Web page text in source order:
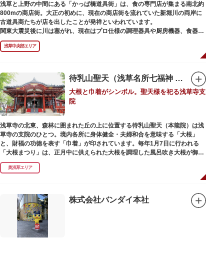
日没後はライトアップされ、朱塗りの建物がより一層鮮やかに浮かび上がり
ます。昼間は約90店舗が軒を連ねる仲見世のお店も閉まり、シャッターに描
かれた「浅草絵巻」を楽しめるのも夜の醍醐味。撮影スポットやデートスポ
ットにもおすすめです。昼間と比べて人が少なくゆっくり巡れるので、足を
運んでみてはいかがでしょうか。
浅草と上野の中間にある「かっぱ橋道具街」は、食の専門店が集まる南北約
800mの商店街。大正の初めに、現在の商店街を流れていた新堀川の両岸に
古道具商たちが店を出したことが発祥といわれています。
関東大震災後に川は塞がれ、現在はプロ仕様の調理器具や厨房機器、食器、
包材、調理衣装など「食」にまつわる約170軒の専門店が集まる個性的な専
門商店街として賑わいを見せています。もちろん、ほとんどのお店が小売に
も対応。家庭の調理用具を購入したい人や観光客にもおすすめです。食品サ
毎年、道具の日である10月9日前後に開催される「かっぱ橋道具まつり」で
は、各店舗がおすすめ商品や掘り出しものを販売。また、年ごとに異なる
様々な催しものも行われます。
浅草中央部エリア
待乳山聖天（浅草名所七福神 毘沙門天）
大根と巾着がシンボル。聖天様を祀る浅草寺支
院
浅草寺の北東、森林に囲まれた丘の上に位置する待乳山聖天（本龍院）は浅
草寺の支院のひとつ。境内各所に身体健全・夫婦和合を意味する「大根」
と、財福の功徳を表す「巾着」が印されています。毎年1月7日に行われる
「大根まつり」は、正月中に供えられた大根を調理した風呂吹き大根が御神
酒とともに参拝者に振る舞われるイベント。聖天様のお下がりの大根をいた
だくことで、心身健康のご利益があるそうです。
養する最高の祈祷法。心願成就の力があると考えられており、依頼すると7
日間毎朝祈祷していただけます。また、浅草名所七福神のひとつとしても知
られ、毘沙門天が祀られています。
奥浅草エリア
株式会社バンダイ本社